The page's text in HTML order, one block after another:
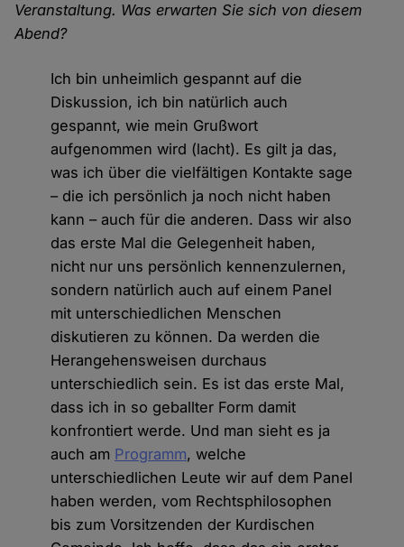
Veranstaltung. Was erwarten Sie sich von diesem
Abend?
Ich bin unheimlich gespannt auf die
Diskussion, ich bin natürlich auch
gespannt, wie mein Grußwort
aufgenommen wird (lacht). Es gilt ja das,
was ich über die vielfältigen Kontakte sage
– die ich persönlich ja noch nicht haben
kann – auch für die anderen. Dass wir also
das erste Mal die Gelegenheit haben,
nicht nur uns persönlich kennenzulernen,
sondern natürlich auch auf einem Panel
mit unterschiedlichen Menschen
diskutieren zu können. Da werden die
Herangehensweisen durchaus
unterschiedlich sein. Es ist das erste Mal,
dass ich in so geballter Form damit
konfrontiert werde. Und man sieht es ja
auch am Programm, welche
unterschiedlichen Leute wir auf dem Panel
haben werden, vom Rechtsphilosophen
bis zum Vorsitzenden der Kurdischen